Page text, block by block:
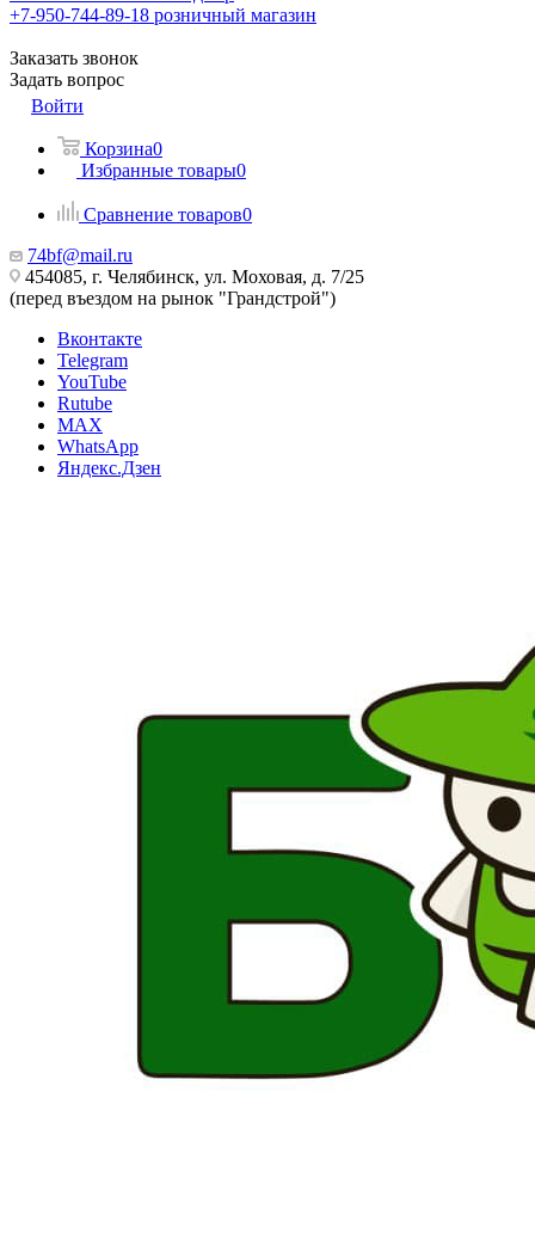
+7-950-744-89-18 розничный магазин
Заказать звонок
Задать вопрос
Войти
Корзина0
Избранные товары0
Сравнение товаров0
74bf@mail.ru
454085, г. Челябинск, ул. Моховая, д. 7/25
(перед въездом на рынок "Грандстрой")
Вконтакте
Telegram
YouTube
Rutube
MAX
WhatsApp
Яндекс.Дзен